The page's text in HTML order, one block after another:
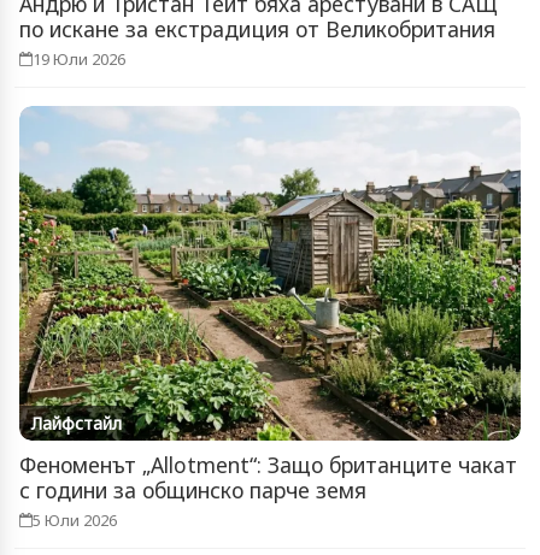
по искане за екстрадиция от Великобритания
19 Юли 2026
Лайфстайл
Феноменът „Allotment“: Защо британците чакат
с години за общинско парче земя
5 Юли 2026